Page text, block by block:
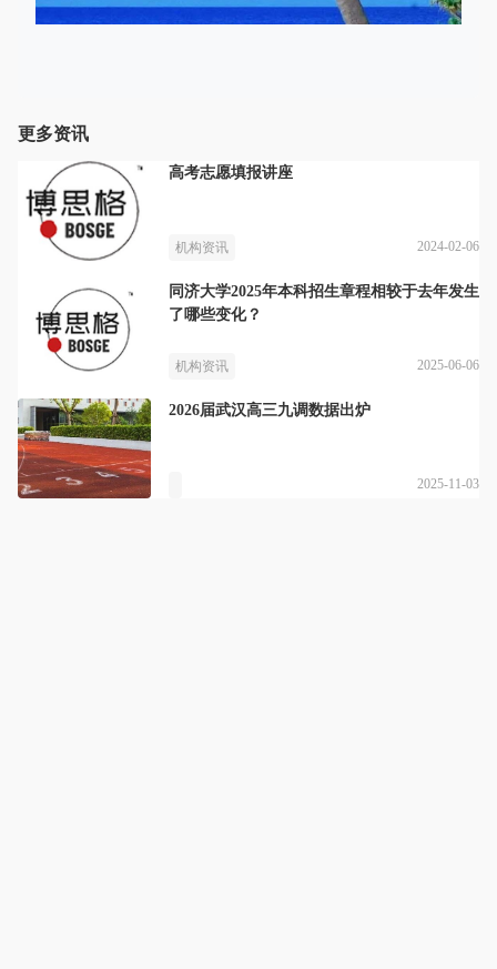
更多资讯
高考志愿填报讲座
机构资讯 2024-02-06
同济大学2025年本科招生章程相较于去年发生
了哪些变化？
机构资讯 2025-06-06
2026届武汉高三九调数据出炉
2025-11-03